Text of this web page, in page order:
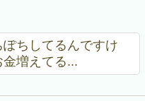
ちしてるんですけ
増えてる...